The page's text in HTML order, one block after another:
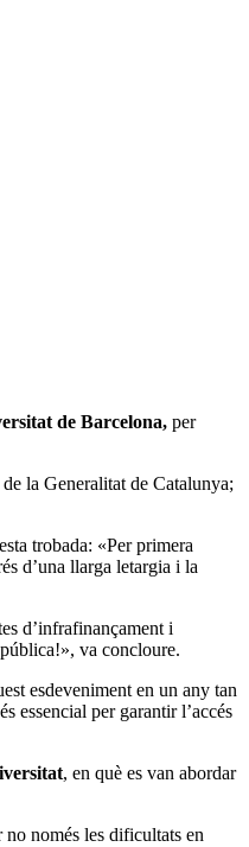
de Barcelona, per
la Generalitat de Catalunya;
trobada: «Per primera
d’una llarga letargia i la
d’infrafinançament i
va concloure.
esdeveniment en un any tan
essencial per garantir l’accés
, en què es van abordar
no només les dificultats en